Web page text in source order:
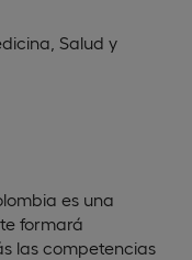
Salud y
es una
formará
las competencias